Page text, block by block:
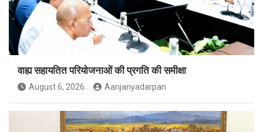
वाह्य सहायतित परियोजनाओं की प्रगति की समीक्षा
August 6, 2026 Aanjanyadarpan